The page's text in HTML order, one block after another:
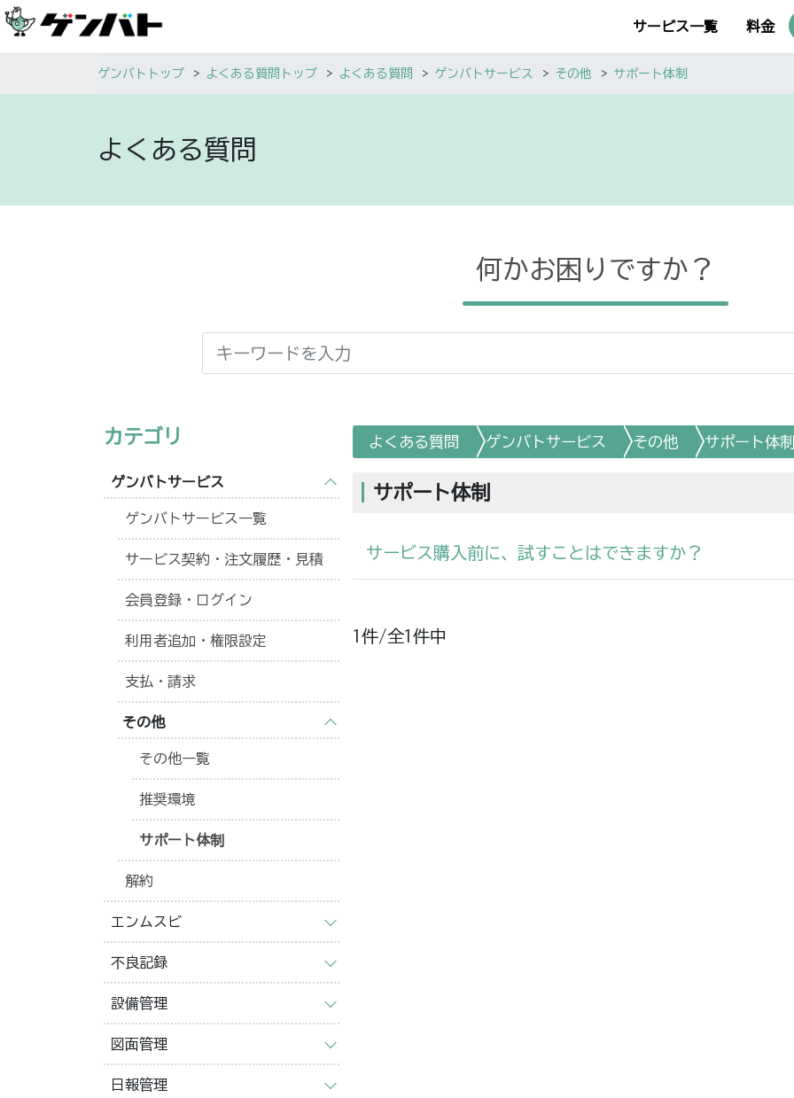
サービス一覧 料金
ゲンバトトップ よくある質問トップ よくある質問 ゲンバトサービス その他 サポート体制
よくある質問
何かお困りですか？
よくある質問 ゲンバトサービス その他 サポート体
サポート体制
サービス購入前に、試すことはできますか？
1件/全1件中
カテゴリ
ゲンバトサービス
ゲンバトサービス一覧
サービス契約・注文履歴・見積
会員登録・ログイン
利用者追加・権限設定
支払・請求
その他
その他一覧
推奨環境
サポート体制
解約
エンムスビ
不良記録
設備管理
図面管理
日報管理